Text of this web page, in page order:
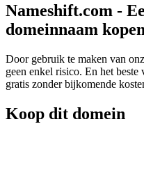
Nameshift.com -
domeinnaam kopen
Door gebruik te maken van
geen enkel risico. En het beste
gratis zonder bijkomende
Koop dit domein